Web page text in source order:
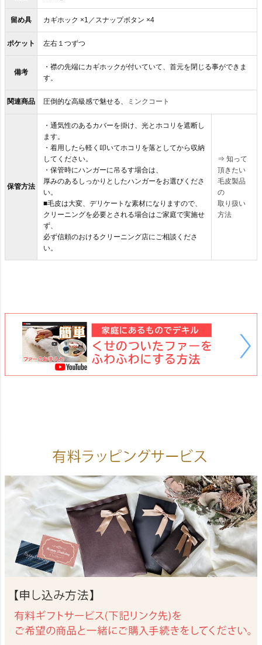
留め具 カギホック ×1／スナップボタン ×4
ポケット 左右１つずつ
備考
・襟の先端にカギホックが付いていて、首元を閉じる事ができま
す。
関連商品 圧倒的な高級感で魅せる、 ミンクコート
保管方法
・通気性のあるカバーを掛け、光とホコリを遮断し
ます。
・着用したら軽く叩いてホコリを落としてから収納
してください。
・保管時にハンガーに吊るす場合は、
厚みのあるしっかりとしたハンガーをお選びくださ
い。
■毛皮は大変、デリケートな素材になりますので、
クリーニングを必要とされる場合はご家庭で実施せ
ず、
必ず信頼のおけるクリーニング店にご相談くださ
い。
⇒ 知って
頂きたい
毛皮製品
の
取り扱い
方法